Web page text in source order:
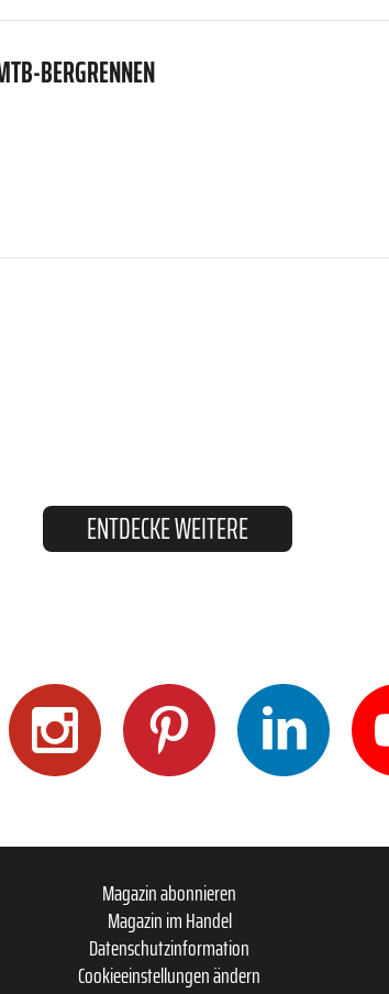
BERGRENNEN
ENTDECKE WEITERE
Magazin abonnieren
Magazin im Handel
Datenschutzinformation
Cookieeinstellungen ändern